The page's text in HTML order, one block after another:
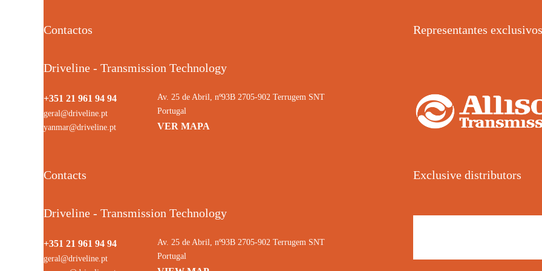
Contactos
Driveline - Transmission Technology
+351 21 961 94 94
geral@driveline.pt
yanmar@driveline.pt
Av. 25 de Abril, nº93B 2705-902 Terrugem SNT
Portugal
VER MAPA
Representantes exclusivos
Contacts
Driveline - Transmission Technology
+351 21 961 94 94
geral@driveline.pt
Av. 25 de Abril, nº93B 2705-902 Terrugem SNT
Portugal
Exclusive distributors